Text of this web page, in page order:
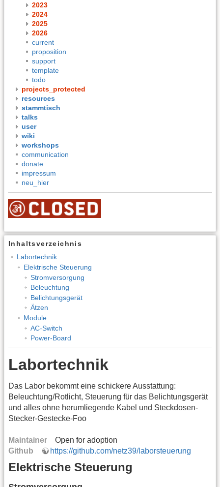
2023
2024
2025
2026
current
proposition
support
template
todo
projects_protected
resources
stammtisch
talks
user
wiki
workshops
communication
donate
impressum
neu_hier
Inhaltsverzeichnis
Labortechnik
Elektrische Steuerung
Stromversorgung
Beleuchtung
Belichtungsgerät
Ätzen
Module
AC-Switch
Power-Board
Labortechnik
Das Labor bekommt eine schickere Ausstattung:
Beleuchtung/Rotlicht, Steuerung für das Belichtungsgerät
und alles ohne herumliegende Kabel und Steckdosen-
Stecker-Gestecke-Foo
Maintainer
Open for adoption
Github
https://github.com/netz39/laborsteuerung
Elektrische Steuerung